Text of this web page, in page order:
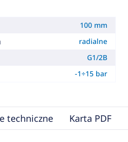
100 mm
radialne
G1/2B
-1÷15 bar
techniczne Karta PDF